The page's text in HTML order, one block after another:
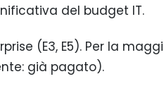
del budget IT.
(E3, E5). Per la
già pagato).